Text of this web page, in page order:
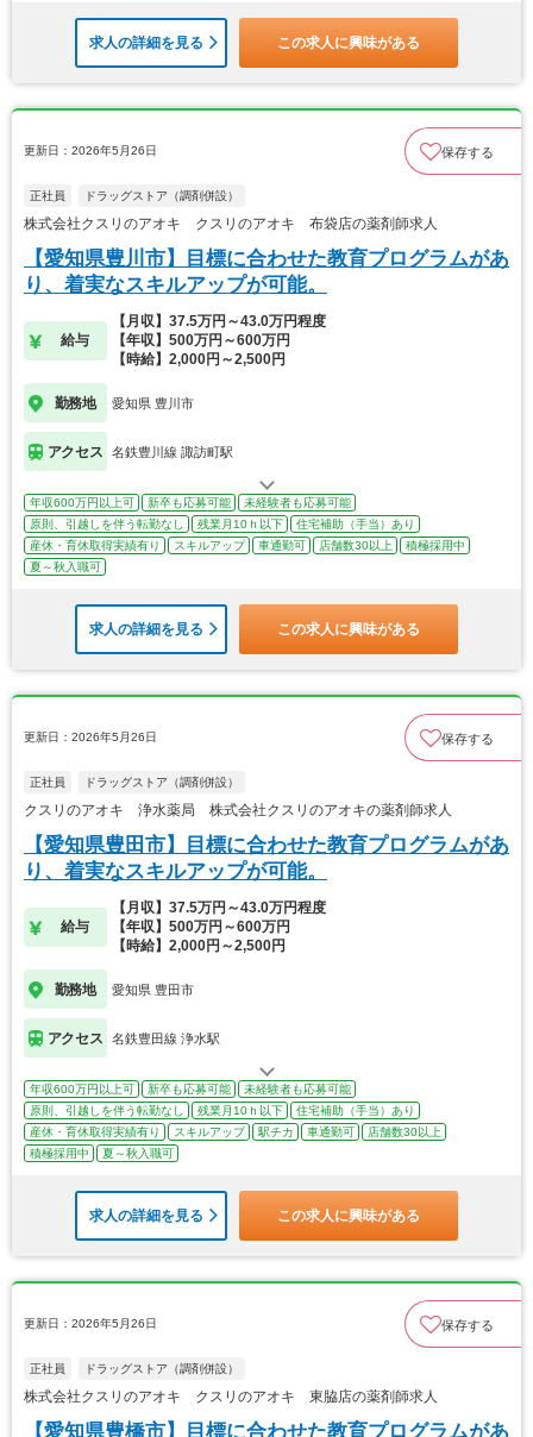
求人の詳細を見る この求人に興味がある
更新日：2026年5月26日 保存する
正社員 ドラッグストア（調剤併設）
株式会社クスリのアオキ クスリのアオキ 布袋店の薬剤師求人
【愛知県豊川市】目標に合わせた教育プログラムがあ
り、着実なスキルアップが可能。
給与
【月収】37.5万円～43.0万円程度
【年収】500万円～600万円
【時給】2,000円～2,500円
勤務地 愛知県 豊川市
アクセス 名鉄豊川線 諏訪町駅
年収600万円以上可 新卒も応募可能
未経験者も応募可能
原則、引越しを伴う転勤なし
残業月10ｈ以下
住宅補助（手当）あり
産休・育休取得実績有り
スキルアップ 車通勤可 店舗数30以上
積極採用中
夏～秋入職可
求人の詳細を見る この求人に興味がある
更新日：2026年5月26日 保存する
正社員 ドラッグストア（調剤併設）
クスリのアオキ 浄水薬局 株式会社クスリのアオキの薬剤師求人
【愛知県豊田市】目標に合わせた教育プログラムがあ
り、着実なスキルアップが可能。
給与
【月収】37.5万円～43.0万円程度
【年収】500万円～600万円
【時給】2,000円～2,500円
勤務地 愛知県 豊田市
アクセス 名鉄豊田線 浄水駅
年収600万円以上可 新卒も応募可能
未経験者も応募可能
原則、引越しを伴う転勤なし
残業月10ｈ以下
住宅補助（手当）あり
産休・育休取得実績有り
スキルアップ 駅チカ 車通勤可
店舗数30以上
積極採用中
夏～秋入職可
求人の詳細を見る この求人に興味がある
更新日：2026年5月26日 保存する
正社員 ドラッグストア（調剤併設）
株式会社クスリのアオキ クスリのアオキ 東脇店の薬剤師求人
【愛知県豊橋市】目標に合わせた教育プログラムがあ